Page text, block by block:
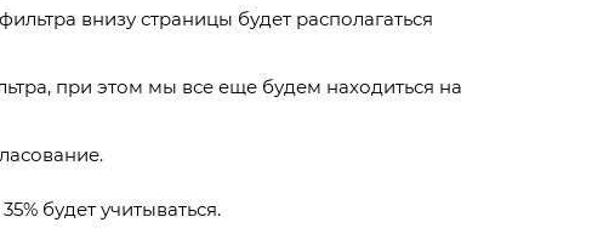
внизу страницы будет располагаться
при этом мы все еще будем находиться на
будет учитываться.